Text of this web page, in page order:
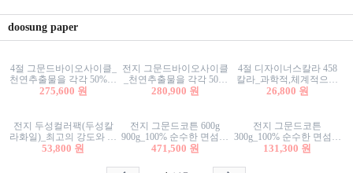
doosung paper
4절 그문드바이오사이클_
천연추출물을 각각 50%이
상 함유한 친환경그래픽
275,600 원
전지 그문드바이오사이클
_천연추출물을 각각 50%
이상 함유한 친환경그래
280,900 원
4절 디자이너스칼라 458
칼라_과학적,체계적으로
분류된 200색을 갖춘 색지
26,800 원
전지 두성컬러팩(두성칼
라화일)_최고의 강도와 평
활성을 지닌 다양한 컬러
53,800 원
전지 그문드코튼 600g
900g_100% 순수한 면섬유
로 만든 친환경프리미엄
471,500 원
전지 그문드코튼
300g_100% 순수한 면섬유
로 만든 친환경프리미엄
131,300 원